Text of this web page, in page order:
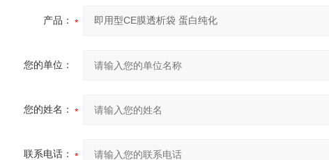
产品：
您的单位：
您的姓名：
联系电话：